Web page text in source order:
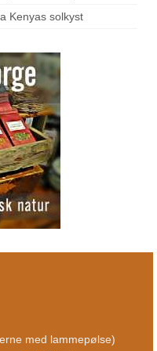
Kenyas solkyst
med lammepølse)